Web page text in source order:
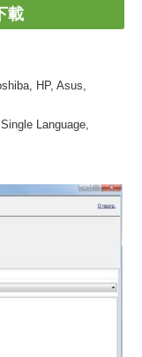
載
HP, Asus,
Language,